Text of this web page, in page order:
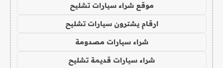
موقع شراء سيارات تشليح
ارقام يشترون سيارات تشليح
شراء سيارات مصدومة
شراء سيارات قديمة تشليح